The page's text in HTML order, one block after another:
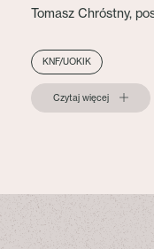
Tomasz Chróstny,
KNF/UOKIK
Czytaj więcej